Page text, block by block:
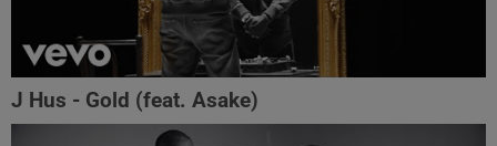
J Hus - Gold (feat. Asake)